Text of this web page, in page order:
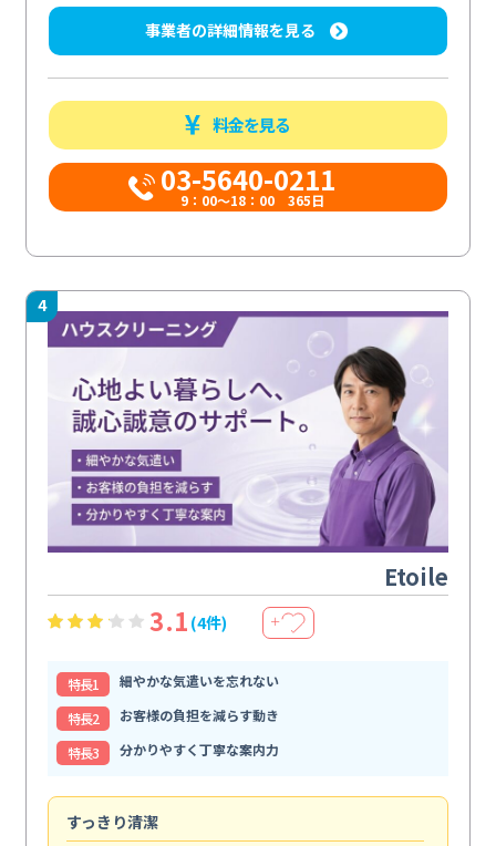
事業者の詳細情報を見る
料金を見る
03-5640-0211
9：00～18：00 365日
4
Etoile
3.1 (4件) ＋
特⻑1
細やかな気遣いを忘れない
特⻑2
お客様の負担を減らす動き
特⻑3
分かりやすく丁寧な案内力
すっきり清潔